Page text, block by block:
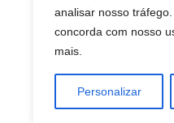
analisar nosso
concorda com nosso
mais.
Personalizar